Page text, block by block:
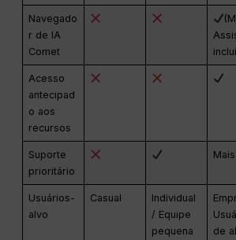
Navegado
r de IA
Comet
Acesso
antecipad
o aos
recursos
Suporte
prioritário
Usuários-
alvo
Casual
Individual
/ Equipe
pequena
de